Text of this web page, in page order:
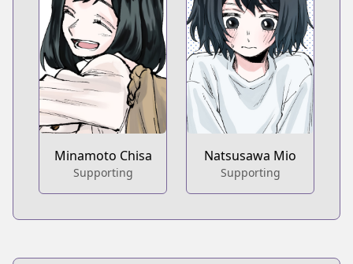
Minamoto Chisa
Supporting
Natsusawa Mio
Supporting